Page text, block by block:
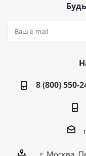
8 (800) 550-
г. Москва,